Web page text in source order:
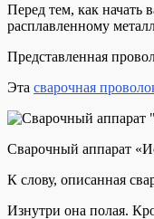
Перед тем, как начать
расплавленному
Представленная
Эта сварочная
Сварочный аппарат
К слову, описанная
Изнутри она полая.